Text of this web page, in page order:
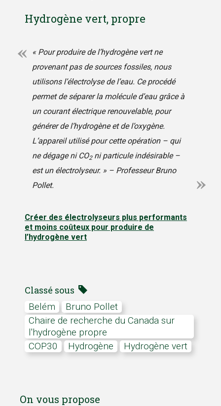
Hydrogène vert, propre
« Pour produire de l’hydrogène vert ne
provenant pas de sources fossiles, nous
utilisons l’électrolyse de l’eau. Ce procédé
permet de séparer la molécule d’eau grâce à
un courant électrique renouvelable, pour
générer de l’hydrogène et de l’oxygène.
L’appareil utilisé pour cette opération – qui
ne dégage ni CO2ni particule indésirable –
est un électrolyseur. » – Professeur Bruno
Pollet.
Créer des électrolyseurs plus performants
et moins coûteux pour produire de
l’hydrogène vert
Classé sous
Belém
Bruno Pollet
Chaire de recherche du Canada sur
l'hydrogène propre
COP30
hydrogène hydrogène vert
On vous propose